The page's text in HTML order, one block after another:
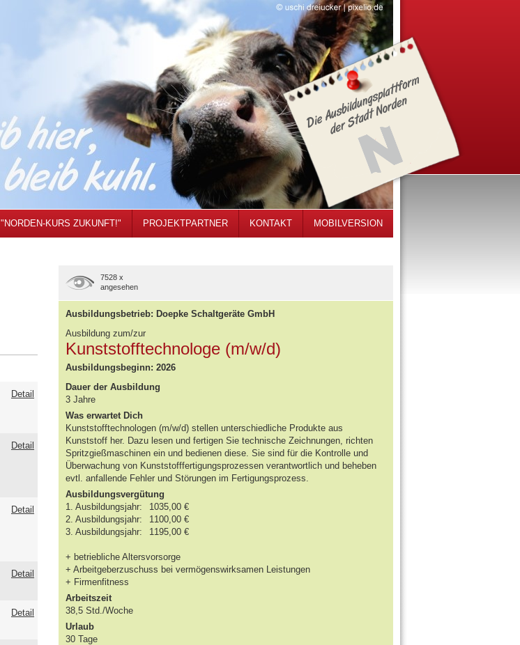
"NORDEN-KURS ZUKUNFT!" PROJEKTPARTNER KONTAKT MOBILVERSION
Detail
Detail
Detail
Detail
Detail
7528 x
angesehen
Ausbildungsbetrieb: Doepke Schaltgeräte GmbH
Ausbildung zum/zur
Kunststofftechnologe (m/w/d)
Ausbildungsbeginn: 2026
Dauer der Ausbildung
3 Jahre
Was erwartet Dich
Kunststofftechnologen (m/w/d) stellen unterschiedliche Produkte aus
Kunststoff her. Dazu lesen und fertigen Sie technische Zeichnungen, richten
Spritzgießmaschinen ein und bedienen diese. Sie sind für die Kontrolle und
Überwachung von Kunststofffertigungsprozessen verantwortlich und beheben
evtl. anfallende Fehler und Störungen im Fertigungsprozess.
Ausbildungsvergütung
1. Ausbildungsjahr:
1035,00 €
2. Ausbildungsjahr:
1100,00 €
3. Ausbildungsjahr:
1195,00 €
+ betriebliche Altersvorsorge
+ Arbeitgeberzuschuss bei vermögenswirksamen Leistungen
+ Firmenfitness
Arbeitszeit
38,5 Std./Woche
Urlaub
30 Tage